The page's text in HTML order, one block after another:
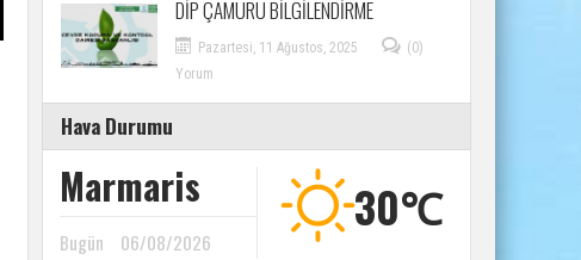
DİP ÇAMURU BİLGİLENDİRME
Pazartesi, 11 Ağustos, 2025
(0)
Yorum
Hava Durumu
Marmaris
Bugün 06/08/2026
30℃